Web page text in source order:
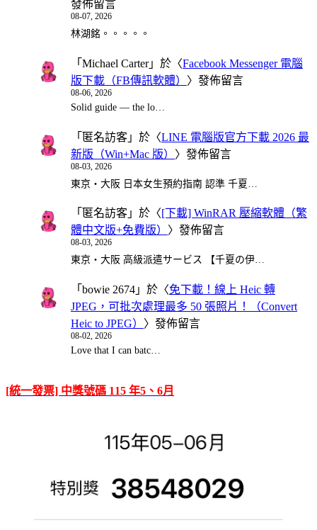
發佈留言
08-07, 2026
林湖銘。。。。。
「 Michael Carter」於〈Facebook Messenger 電腦
版下載（FB傳訊軟體） 〉發佈留言
08-06, 2026
Solid guide — the lo…
「 匿名訪客 」於〈LINE 電腦版官方下載 2026 最
新版（Win+Mac 版） 〉發佈留言
08-03, 2026
東京・大阪 日本女生預約指南 認準 千夏…
「 匿名訪客 」於〈[下載] WinRAR 壓縮軟體（繁
體中文版+免費版） 〉發佈留言
08-03, 2026
東京・大阪 高級派遣サービス 【千夏の伊…
「 bowie 2674 」於〈免下載！線上 Heic 轉
JPEG，可批次處理最多 50 張照片！（Convert
Heic to JPEG） 〉發佈留言
08-02, 2026
Love that I can batc…
[統一發票] 中獎號碼 115 年5、6月